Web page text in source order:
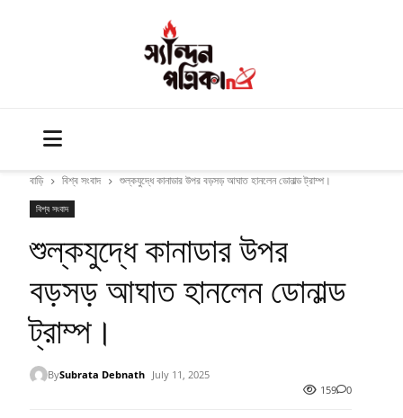
বাড়ি বিশ্ব সংবাদ শুল্কযুদ্ধে কানাডার উপর বড়সড় আঘাত হানলেন ডোনাল্ড ট্রাম্প।
বিশ্ব সংবাদ
শুল্কযুদ্ধে কানাডার উপর
বড়সড় আঘাত হানলেন ডোনাল্ড
ট্রাম্প।
BySubrata Debnath
July 11, 2025
159
0